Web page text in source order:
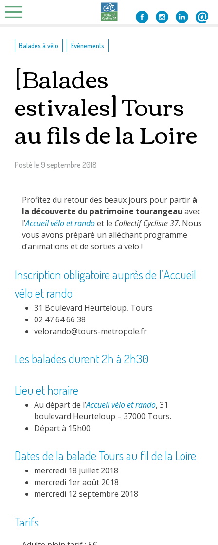
Skip
to
Balades à vélo Événements
[Balades
estivales] Tours
au fils de la Loire
Posté le 9 septembre 2018
Profitez du retour des beaux jours pour partir à
la découverte du patrimoine tourangeau avec
l’Accueil vélo et randoet le Collectif Cycliste 37. Nous
vous avons préparé un alléchant programme
d’animations et de sorties à vélo !
Inscription obligatoire auprès de l’Accueil
vélo et rando
31 Boulevard Heurteloup, Tours
02 47 64 66 38
velorando@tours-metropole.fr
Les balades durent 2h à 2h30
Lieu et horaire
Au départ de l’Accueil vélo et rando, 31
boulevard Heurteloup – 37000 Tours.
Départ à 15h00
Dates de la baladeTours au fil de la Loire
mercredi 18 juillet 2018
mercredi 1er août 2018
mercredi 12 septembre 2018
Tarifs